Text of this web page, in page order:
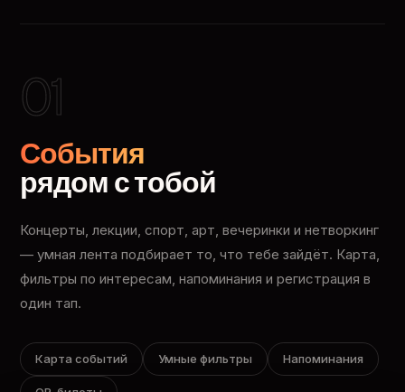
01
События
рядом с тобой
Концерты, лекции, спорт, арт, вечеринки и нетворкинг
— умная лента подбирает то, что тебе зайдёт. Карта,
фильтры по интересам, напоминания и регистрация в
один тап.
Карта событий Умные фильтры Напоминания